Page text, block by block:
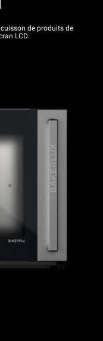
de produits de
LCD.